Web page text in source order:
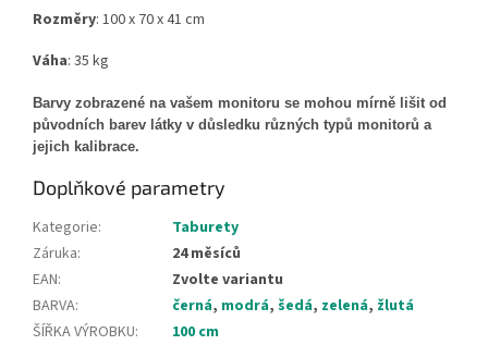
Rozměry: 100 x 70 x 41 cm
Váha: 35 kg
Barvy zobrazené na vašem monitoru se mohou mírně lišit od
původních barev látky v důsledku různých typů monitorů a
jejich kalibrace.
Doplňkové parametry
Kategorie:
Taburety
Záruka:
24 měsíců
EAN:
Zvolte variantu
BARVA: černá, modrá, šedá, zelená, žlutá
ŠÍŘKA VÝROBKU:
100 cm